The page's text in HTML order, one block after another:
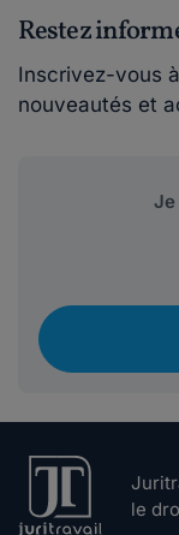
Restez
Inscrivez-vous
nouveautés et
le